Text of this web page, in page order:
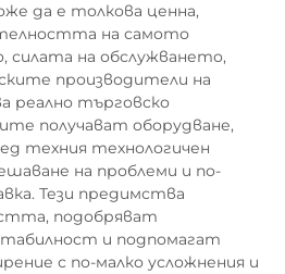
да е толкова ценна,
на самото
силата на обслужването,
производители на
реално търговско
получават оборудване,
техния технологичен
на проблеми и по-
Тези предимства
подобряват
и подпомагат
с по-малко усложнения и